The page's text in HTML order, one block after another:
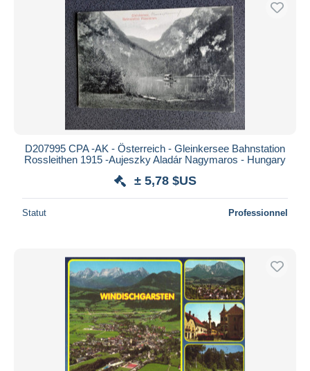
D207995 CPA -AK - Österreich - Gleinkersee Bahnstation
Rossleithen 1915 -Aujeszky Aladár Nagymaros - Hungary
± 5,78 $US
Statut Professionnel